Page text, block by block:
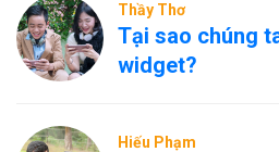
Thầy Thơ
Tại sao chúng
widget?
Hiếu Phạm